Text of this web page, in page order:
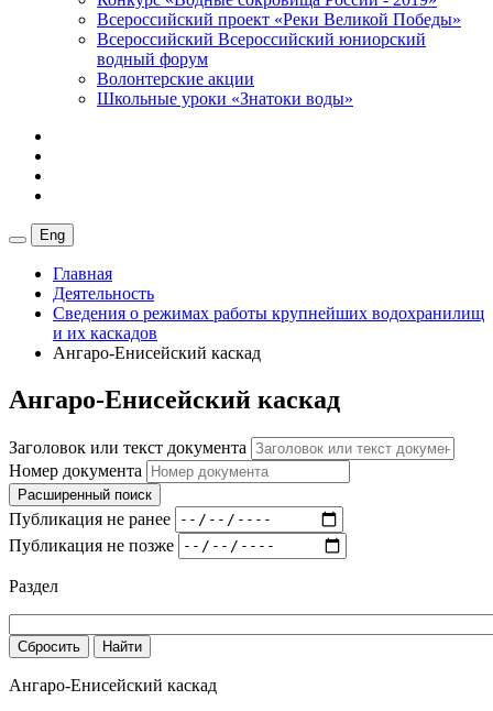
Всероссийский проект «Реки Великой Победы»
Всероссийский Всероссийский юниорский
водный форум
Волонтерские акции
Школьные уроки «Знатоки воды»
Eng
Главная
Деятельность
Сведения о режимах работы крупнейших водохранилищ
и их каскадов
Ангаро-Енисейский каскад
Ангаро-Енисейский каскад
Заголовок или текст документа
Номер документа
Расширенный поиск
Публикация не ранее
Публикация не позже
Раздел
Сбросить Найти
Ангаро-Енисейский каскад